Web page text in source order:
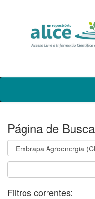
Skip
Página de Busca
Filtros correntes: